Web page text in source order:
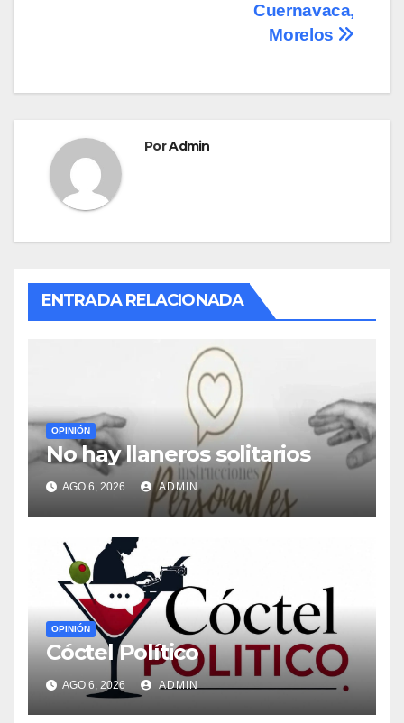
Cuernavaca,
Morelos
PorAdmin
ENTRADA RELACIONADA
OPINIÓN
No hay llaneros solitarios
AGO 6, 2026 ADMIN
OPINIÓN
Cóctel Político
AGO 6, 2026 ADMIN